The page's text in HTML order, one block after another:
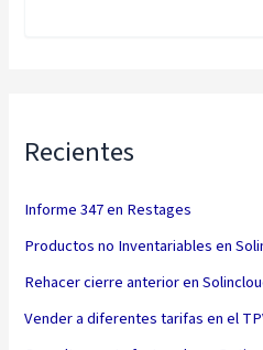
Recientes
Informe 347 en Restages
Productos no Inventariables en
Rehacer cierre anterior en
Vender a diferentes tarifas en el